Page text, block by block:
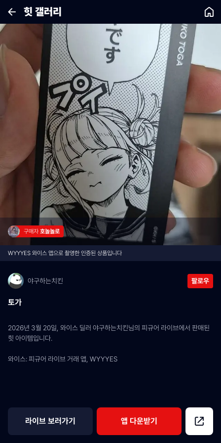
힛 갤러리
구매자 호놀놀로
WYYYES 와이스 앱으로 촬영한 인증된 상품입니다
야구하는치킨 팔로우
토가
2026년 3월 20일, 와이스 딜러 야구하는치킨님의 피규어 라이브에서 판매된
힛 아이템입니다.
와이스: 피규어 라이브 거래 앱, WYYYES
라이브 보러가기 앱 다운받기